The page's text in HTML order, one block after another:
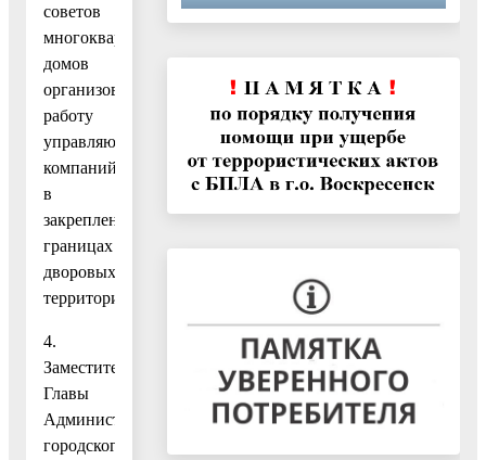
советов
многоквартирных
домов
организовать
работу
управляющих
компаний
в
закрепленных
границах
дворовых
территорий.
4.
Заместителю
Главы
Администрации
городского